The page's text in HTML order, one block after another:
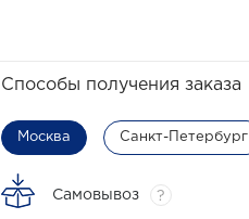
Способы получения заказа
Москва Санкт-Петербург
Самовывоз ?